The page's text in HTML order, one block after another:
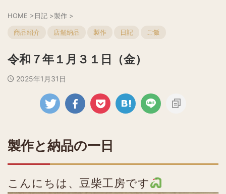
HOME >日記 >製作 >
商品紹介 店舗納品 製作 日記 ご飯
令和７年１月３１日（金）
2025年1月31日
製作と納品の一日
こんにちは、豆柴工房です